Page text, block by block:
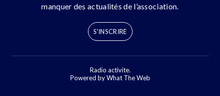
manquer des actualités de l’association.
S'INSCRIRE
Radio activite.
Powered by What The Web